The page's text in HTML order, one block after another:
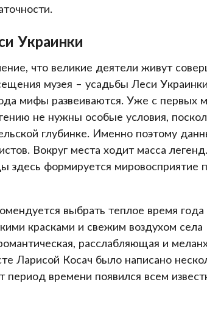
Украинки
что великие деятели живут
музея – усадьбы Леси
мифы развеиваются. Уже с первых
не нужны особые условия,
глубинке. Именно поэтому
Вокруг места ходит масса
здесь формируется мировосприятие
выбрать теплое время года
красками и свежим воздухом
расслабляющая и
Ларисой Косач было написано
времени появился всем